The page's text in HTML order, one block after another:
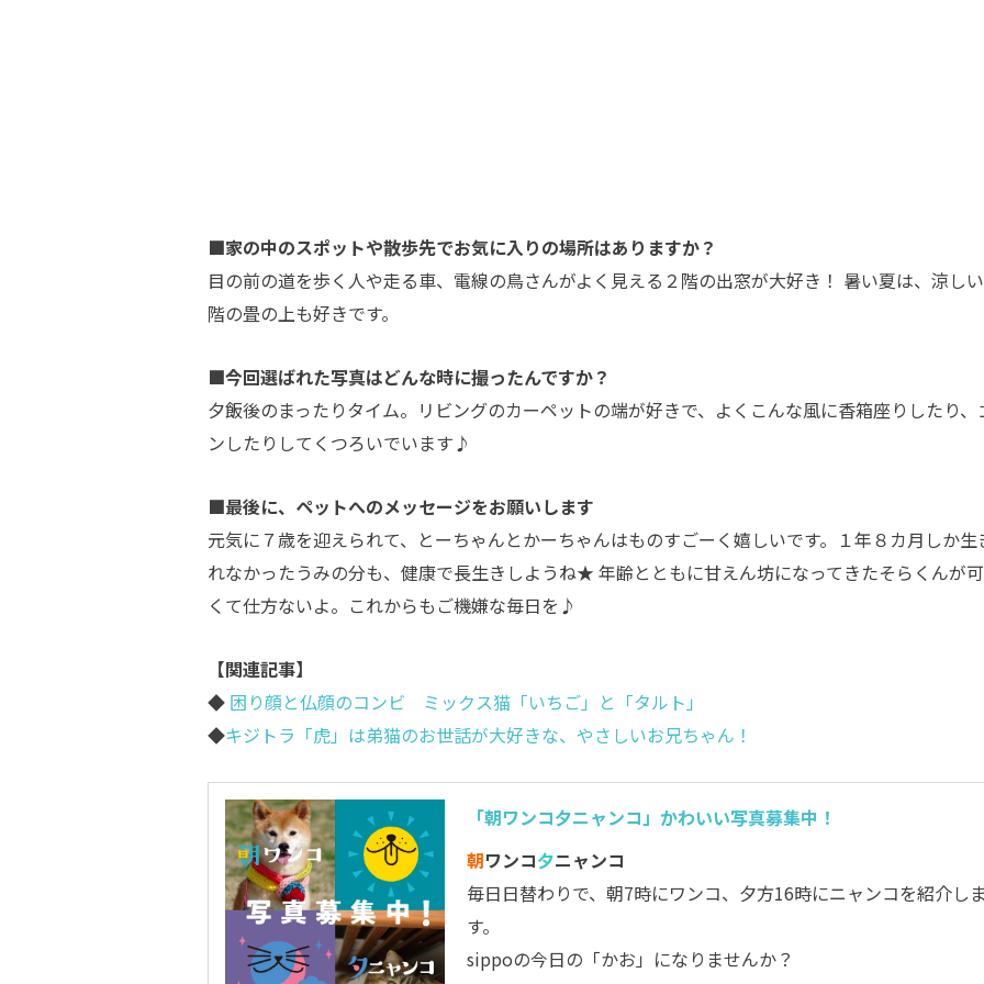
■家の中のスポットや散歩先でお気に入りの場所はありますか？
目の前の道を歩く人や走る車、電線の鳥さんがよく見える２階の出窓が大好き！ 暑い夏は、涼し
階の畳の上も好きです。
■今回選ばれた写真はどんな時に撮ったんですか？
夕飯後のまったりタイム。リビングのカーペットの端が好きで、よくこんな風に香箱座りしたり、
ンしたりしてくつろいでいます♪
■最後に、ペットへのメッセージをお願いします
元気に７歳を迎えられて、とーちゃんとかーちゃんはものすごーく嬉しいです。１年８カ月しか生
れなかったうみの分も、健康で長生きしようね★ 年齢とともに甘えん坊になってきたそらくんが
くて仕方ないよ。これからもご機嫌な毎日を♪
【関連記事】
◆困り顔と仏顔のコンビ ミックス猫「いちご」と「タルト」
◆キジトラ「虎」は弟猫のお世話が大好きな、やさしいお兄ちゃん！
「朝ワンコ夕ニャンコ」かわいい写真募集中！
朝ワンコ夕ニャンコ
毎日日替わりで、朝7時にワンコ、夕方16時にニャンコを紹介しま
す。
sippoの今日の「かお」になりませんか？